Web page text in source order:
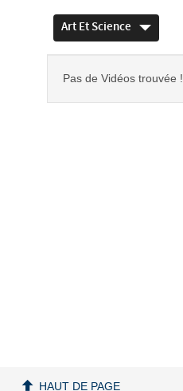
Art Et Science
Pas de Vidéos trouvée !
HAUT DE PAGE